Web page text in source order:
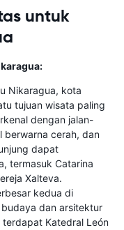
untuk
Nikaragua, kota
tujuan wisata paling
dengan jalan-
berwarna cerah, dan
dapat
termasuk Catarina
Xalteva.
kedua di
dan arsitektur
terdapat Katedral León